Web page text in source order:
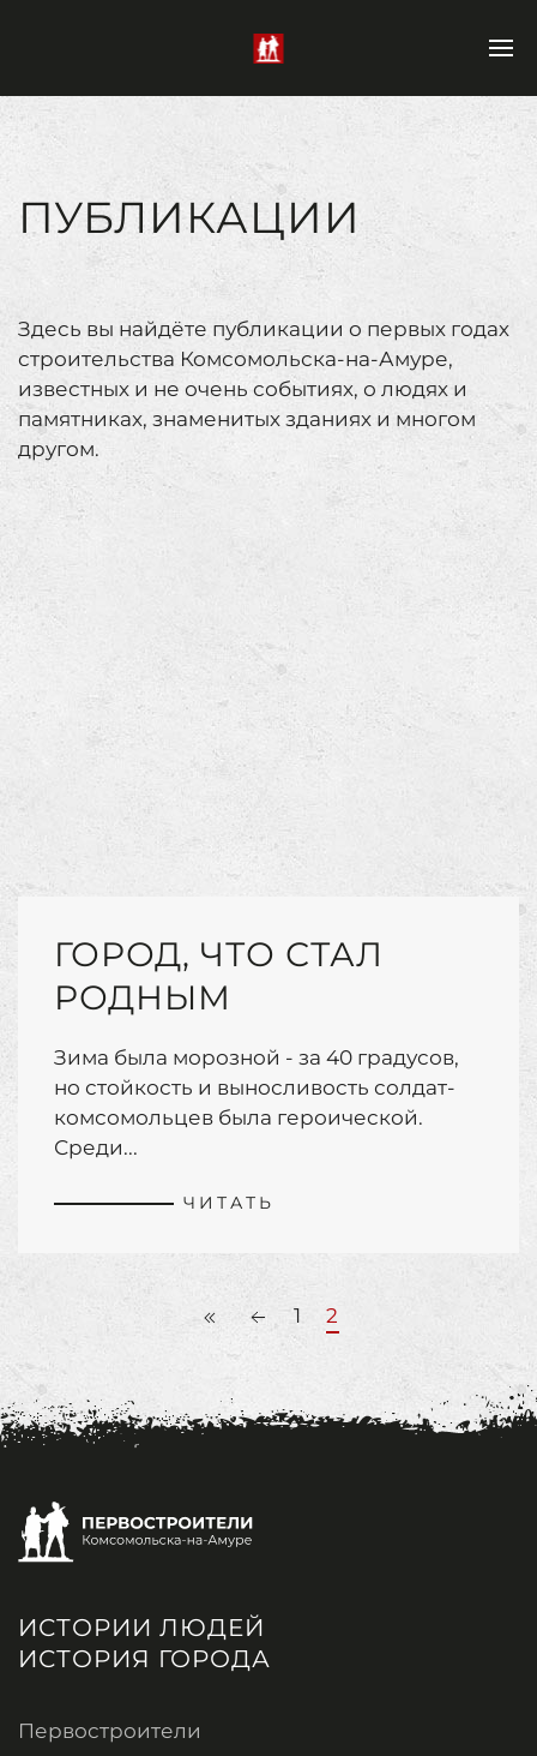
ПУБЛИКАЦИИ
Здесь вы найдёте публикации о первых годах
строительства Комсомольска-на-Амуре,
известных и не очень событиях, о людях и
памятниках, знаменитых зданиях и многом
другом.
ГОРОД, ЧТО СТАЛ
РОДНЫМ
Зима была морозной - за 40 градусов,
но стойкость и выносливость солдат-
комсомольцев была героической.
Среди...
ЧИТАТЬ
1 2
ИСТОРИИ ЛЮДЕЙ
ИСТОРИЯ ГОРОДА
Первостроители